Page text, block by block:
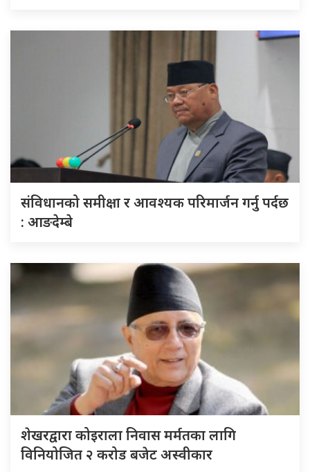
संविधानको समीक्षा र आवश्यक परिमार्जन गर्नु पर्दछ
: आङदेम्बे
शेखरद्वारा कोइराला निवास मर्मतका लागि
विनियोजित २ करोड बजेट अस्वीकार